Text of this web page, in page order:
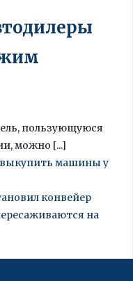
пользующуюся
можно [...]
выкупить машины у
конвейер
на